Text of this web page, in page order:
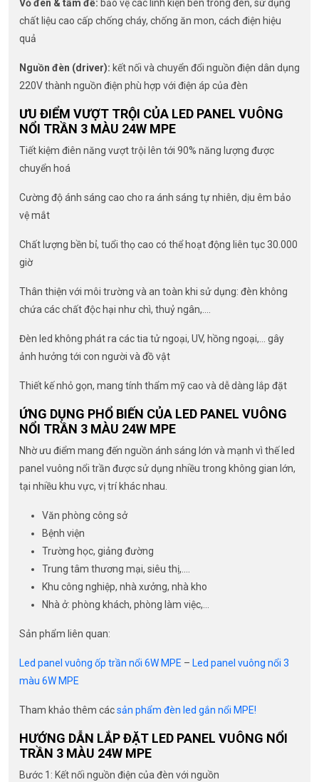
Vỏ đèn & tấm đế: bảo vệ các linh kiện bên trong đèn, sử dụng
chất liệu cao cấp chống cháy, chống ăn mon, cách điện hiệu
quả
Nguồn đèn (driver): kết nối và chuyển đổi nguồn điện dân dụng
220V thành nguồn điện phù hợp với điện áp của đèn
ƯU ĐIỂM VƯỢT TRỘI CỦA LED PANEL VUÔNG
NỔI TRẦN 3 MÀU 24W MPE
Tiết kiệm điên năng vượt trội lên tới 90% năng lượng được
chuyển hoá
Cường độ ánh sáng cao cho ra ánh sáng tự nhiên, dịu êm bảo
vệ mắt
Chất lượng bền bỉ, tuổi thọ cao có thể hoạt động liên tục 30.000
giờ
Thân thiện với môi trường và an toàn khi sử dụng: đèn không
chứa các chất độc hại như chì, thuỷ ngân,….
Đèn led không phát ra các tia tử ngoại, UV, hồng ngoại,… gây
ảnh hưởng tới con người và đồ vật
Thiết kế nhỏ gọn, mang tính thẩm mỹ cao và dễ dàng lắp đặt
ỨNG DỤNG PHỔ BIẾN CỦA LED PANEL VUÔNG
NỔI TRẦN 3 MÀU 24W MPE
Nhờ ưu điểm mang đến nguồn ánh sáng lớn và mạnh vì thế led
panel vuông nổi trần được sử dụng nhiều trong không gian lớn,
tại nhiều khu vực, vị trí khác nhau.
Văn phòng công sở
Bệnh viện
Trường học, giảng đường
Trung tâm thương mại, siêu thị,….
Khu công nghiệp, nhà xưởng, nhà kho
Nhà ở: phòng khách, phòng làm việc,…
Sản phẩm liên quan:
Led panel vuông ốp trần nổi 6W MPE – Led panel vuông nổi 3
màu 6W MPE
Tham khảo thêm cácsản phẩm đèn led gắn nổi MPE!
HƯỚNG DẪN LẮP ĐẶT LED PANEL VUÔNG NỔI
TRẦN 3 MÀU 24W MPE
Bước 1: Kết nối nguồn điện của đèn với nguồn